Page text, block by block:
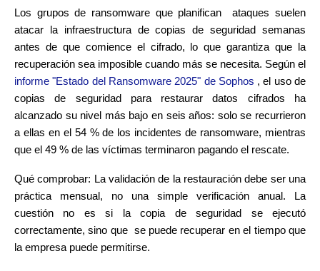
Los grupos de ransomware que planifican ataques suelen
atacar la infraestructura de copias de seguridad semanas
antes de que comience el cifrado, lo que garantiza que la
recuperación sea imposible cuando más se necesita. Según el
informe "Estado del Ransomware 2025" de Sophos , el uso de
copias de seguridad para restaurar datos cifrados ha
alcanzado su nivel más bajo en seis años: solo se recurrieron
a ellas en el 54 % de los incidentes de ransomware, mientras
que el 49 % de las víctimas terminaron pagando el rescate.
Qué comprobar: La validación de la restauración debe ser una
práctica mensual, no una simple verificación anual. La
cuestión no es si la copia de seguridad se ejecutó
correctamente, sino que se puede recuperar en el tiempo que
la empresa puede permitirse.